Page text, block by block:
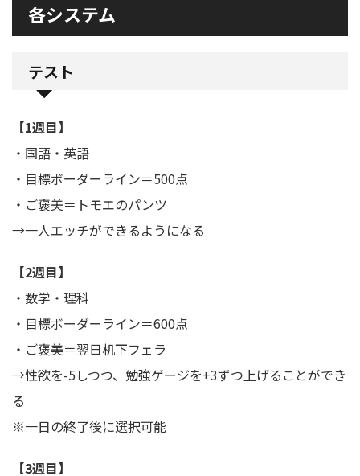
各システム
テスト
【1週目】
・国語・英語
・目標ボーダーライン＝500点
・ご褒美＝トモエのパンツ
→一人エッチができるようになる
【2週目】
・数学・理科
・目標ボーダーライン＝600点
・ご褒美＝翌日机下フェラ
→性欲を-5しつつ、勉強ゲージを+3ずつ上げることができ
る
※一日の終了後に選択可能
【3週目】